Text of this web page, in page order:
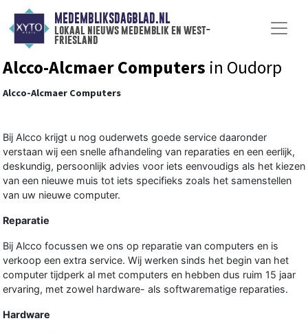
MEDEMBLIKSDAGBLAD.NL
lokaal nieuws medemblik en west-
friesland
Alcco-Alcmaer Computers in Oudorp
Alcco-Alcmaer Computers
Bij Alcco krijgt u nog ouderwets goede service daaronder
verstaan wij een snelle afhandeling van reparaties en een eerlijk,
deskundig, persoonlijk advies voor iets eenvoudigs als het kiezen
van een nieuwe muis tot iets specifieks zoals het samenstellen
van uw nieuwe computer.
Reparatie
Bij Alcco focussen we ons op reparatie van computers en is
verkoop een extra service. Wij werken sinds het begin van het
computer tijdperk al met computers en hebben dus ruim 15 jaar
ervaring, met zowel hardware- als softwarematige reparaties.
Hardware